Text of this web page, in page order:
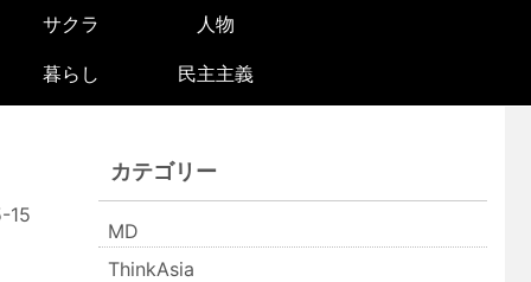
サクラ 人物
暮らし 民主主義
15
カテゴリー
MD
ThinkAsia